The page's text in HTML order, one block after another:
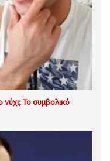
Το συμβολικό